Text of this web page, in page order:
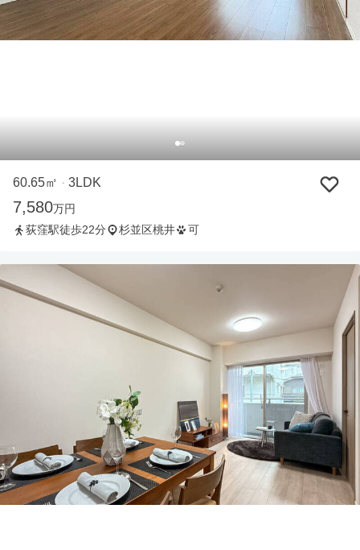
60.65㎡ ・ 3LDK
7,580万円
荻窪駅徒歩22分
杉並区桃井 可